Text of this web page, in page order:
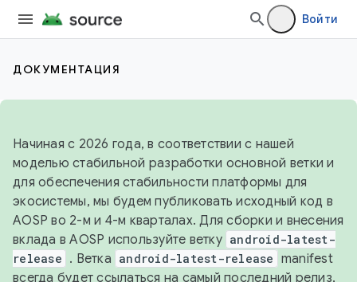
Войти
ДОКУМЕНТАЦИЯ
Начиная с 2026 года, в соответствии с нашей
моделью стабильной разработки основной ветки и
для обеспечения стабильности платформы для
экосистемы, мы будем публиковать исходный код в
AOSP во 2-м и 4-м кварталах. Для сборки и внесения
вклада в AOSP используйте ветку android-latest-
release . Ветка android-latest-release manifest
всегда будет ссылаться на самый последний релиз,